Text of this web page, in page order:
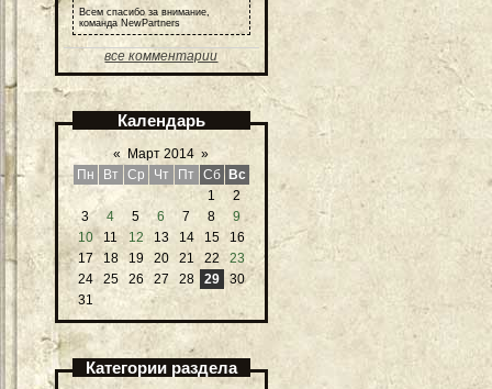
Всем спасибо за внимание,
команда NewPartners
все комментарии
Календарь
« Март 2014 »
Пн
Вт Ср Чт Пт Сб Вс
1
2
3
4 5 6 7 8
9
10
11 12 13 14 15
16
17
18 19 20 21 22
23
24
25 26 27 28 29
30
31
Категории раздела